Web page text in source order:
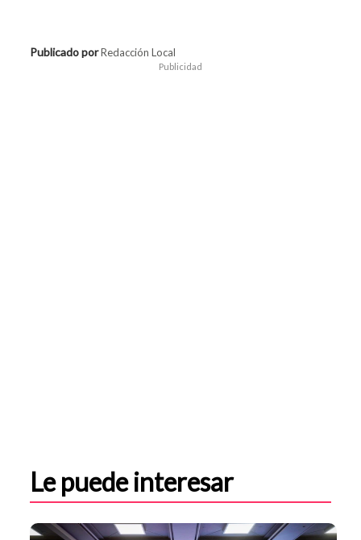
Publicado porRedacción Local
Publicidad
Le puede interesar